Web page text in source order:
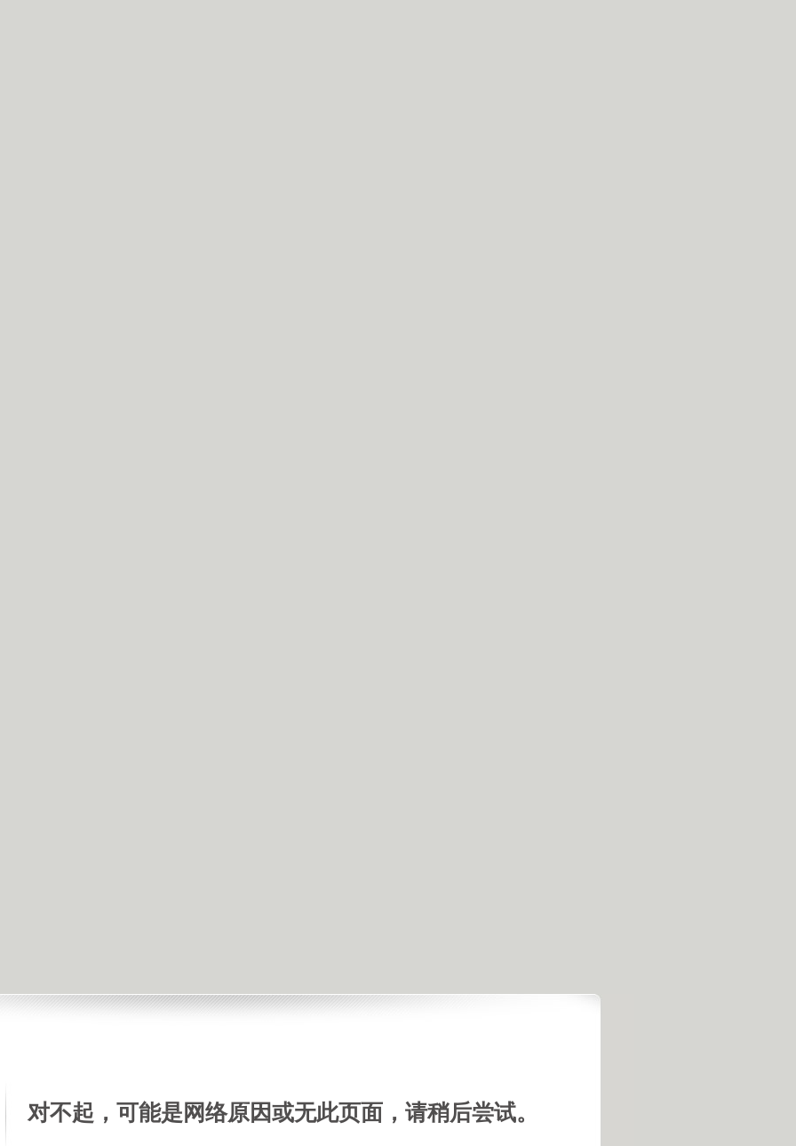
对不起，可能是网络原因或无此页面，请稍后尝试。